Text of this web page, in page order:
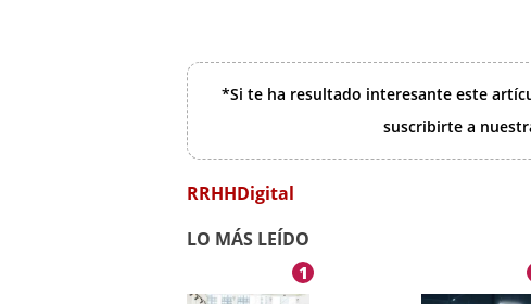
*Si te ha resultado interesante este
suscribirte a
RRHHDigital
LO MÁS LEÍDO
1